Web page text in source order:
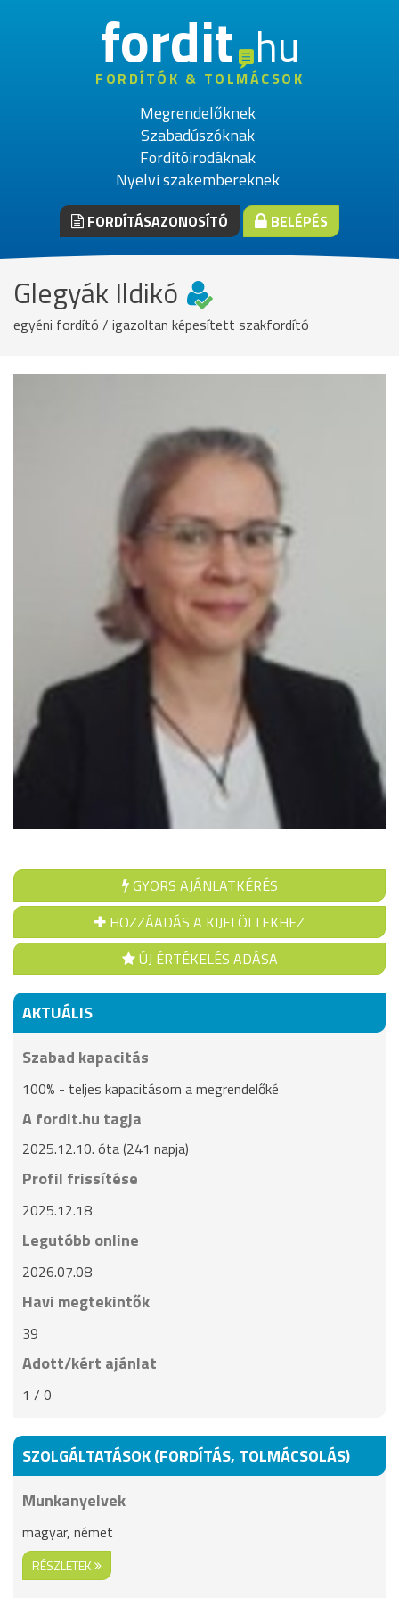
fordithu
FORDÍTÓK & TOLMÁCSOK
Megrendelőknek
Szabadúszóknak
Fordítóirodáknak
Nyelvi szakembereknek
FORDÍTÁSAZONOSÍTÓ BELÉPÉS
Glegyák Ildikó
egyéni fordító / igazoltan képesített szakfordító
GYORS AJÁNLATKÉRÉS
HOZZÁADÁS A KIJELÖLTEKHEZ
ÚJ ÉRTÉKELÉS ADÁSA
AKTUÁLIS
Szabad kapacitás
100% - teljes kapacitásom a megrendelőké
A fordit.hu tagja
2025.12.10. óta (241 napja)
Profil frissítése
2025.12.18
Legutóbb online
2026.07.08
Havi megtekintők
39
Adott/kért ajánlat
1 / 0
SZOLGÁLTATÁSOK (FORDÍTÁS, TOLMÁCSOLÁS)
Munkanyelvek
magyar, német
RÉSZLETEK